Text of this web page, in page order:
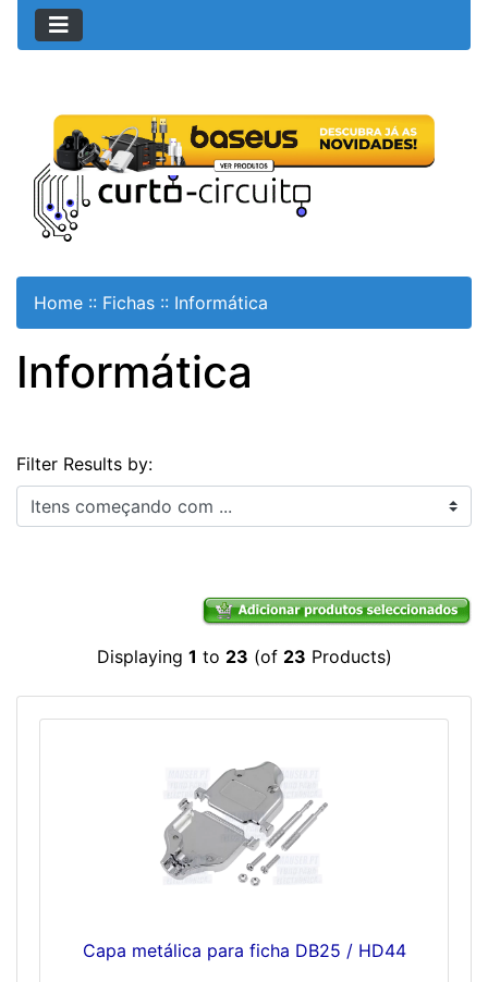
Home :: Fichas :: Informática
Informática
Filter Results by:
Itens começando com ...
Displaying 1 to 23 (of 23 Products)
Capa metálica para ficha DB25 / HD44